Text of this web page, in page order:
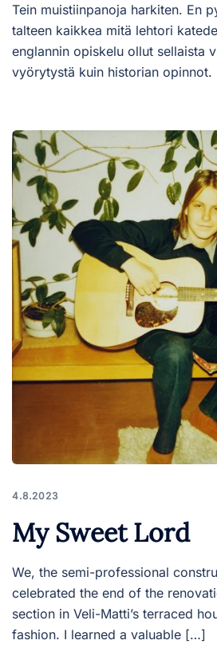
Tein muistiinpanoja harkiten. En
talteen kaikkea mitä lehtori
englannin opiskelu ollut sellaista
vyörytystä kuin historian
4.8.2023
My Sweet Lord
We, the semi-professional
celebrated the end of the
section in Veli-Matti’s terraced
fashion. I learned a valuable […]